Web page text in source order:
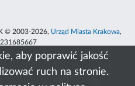
aby poprawić jakość
ruch na stronie.
© 2003-2026, Urząd Miasta Krakowa,
231685667